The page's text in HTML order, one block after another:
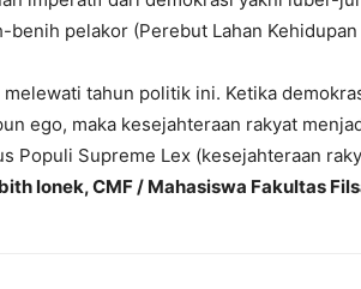
benih pelakor (Perebut Lahan
tahun politik ini. Ketika
ego, maka kesejahteraan rakyat
Populi Supreme Lex (kesejahteraan
lonek, CMF / Mahasiswa Fakultas